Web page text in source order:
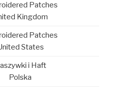
Patches
Kingdom
Patches
States
i Haft
Polska